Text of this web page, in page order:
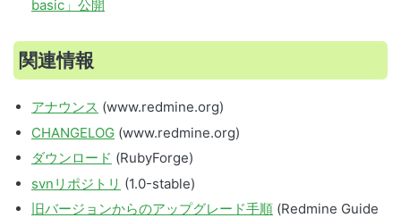
basic」公開
関連情報
アナウンス (www.redmine.org)
CHANGELOG (www.redmine.org)
ダウンロード (RubyForge)
svnリポジトリ (1.0-stable)
旧バージョンからのアップグレード手順 (Redmine Guide